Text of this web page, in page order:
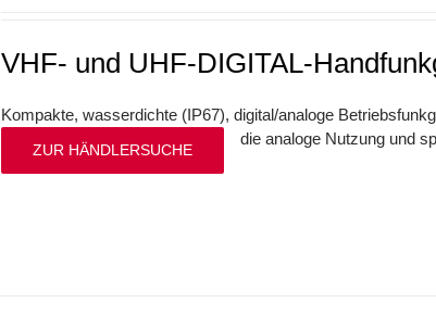
VHF- und UHF-DIGITAL-
Kompakte, wasserdichte (IP67), digital/analoge
die analoge Nutzung und
ZUR HÄNDLERSUCHE